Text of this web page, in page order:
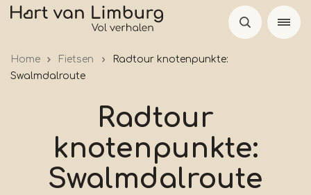
Skip
Home Fietsen
Radtour knotenpunkte:
Swalmdalroute
Radtour
knotenpunkte:
Swalmdalroute